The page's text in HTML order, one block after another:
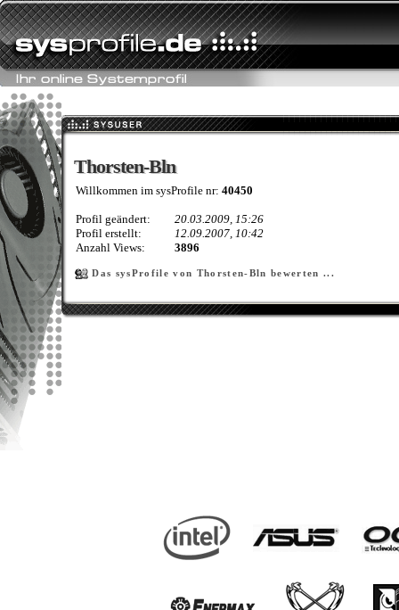
Thorsten-Bln
Thorsten-Bln
Willkommen im sysProfile nr: 40450
Profil geändert:
20.03.2009, 15:26
Profil erstellt:
12.09.2007, 10:42
Anzahl Views:
3896
Das sysProfile von Thorsten-Bln bewerten ...